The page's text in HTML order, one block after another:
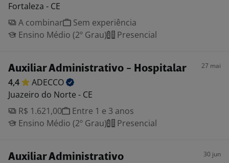
Fortaleza - CE
A combinar
Sem experiência
Ensino Médio (2º Grau)
Presencial
Auxiliar Administrativo - Hospitalar 27 mai
4,4
ADECCO
Juazeiro do Norte - CE
R$ 1.621,00
Entre 1 e 3 anos
Ensino Médio (2º Grau)
Presencial
Auxiliar Administrativo 30 jun